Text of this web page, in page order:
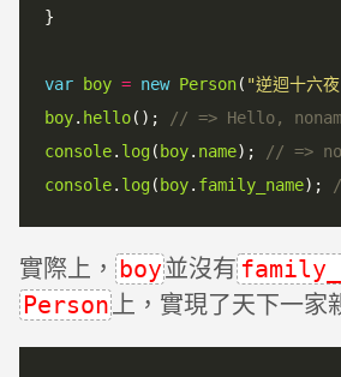
}
var boy = new Person( "逆迴十六
boy. hello();
console. log( boy. name);
console. log( boy. family_name);
實際上， boy並沒有
Person上，實現了天下一家